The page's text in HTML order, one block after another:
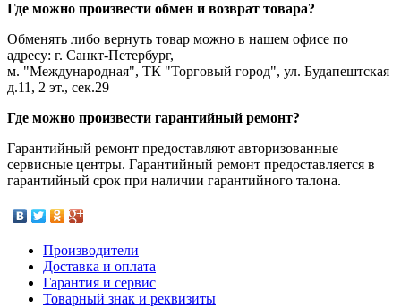
Где можно произвести обмен и возврат товара?
Обменять либо вернуть товар можно в нашем офисе по
адресу: г. Санкт-Петербург,
м. "Международная", ТК "Торговый город", ул. Будапештская
д.11, 2 эт., сек.29
Где можно произвести гарантийный ремонт?
Гарантийный ремонт предоставляют авторизованные
сервисные центры. Гарантийный ремонт предоставляется в
гарантийный срок при наличии гарантийного талона.
Производители
Доставка и оплата
Гарантия и сервис
Товарный знак и реквизиты